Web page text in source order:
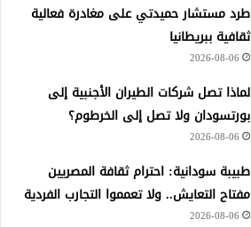
طرد مستشار حميدتي على مغادرة فعالية
ثقافية ببريطانيا
2026-08-06
لماذا تصل شركات الطيران الأجنبية إلى
بورتسودان ولا تصل إلى الخرطوم؟
2026-08-06
طبيبة سودانية: احترام ثقافة المصريين
مفتاح التعايش.. ولا تعمموا التجارب الفردية
2026-08-06